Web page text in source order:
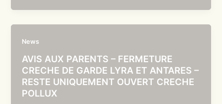
News
AVIS AUX PARENTS – FERMETURE
CRECHE DE GARDE LYRA ET ANTARES –
RESTE UNIQUEMENT OUVERT CRECHE
POLLUX